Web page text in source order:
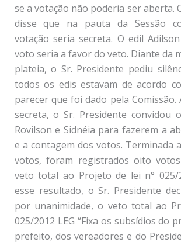
se a votação não poderia ser aberta.
disse que na pauta da Sessão
votação seria secreta. O edil
voto seria a favor do veto. Diante da
plateia, o Sr. Presidente pediu
todos os edis estavam de acordo
parecer que foi dado pela Comissão.
secreta, o Sr. Presidente convidou
Rovilson e Sidnéia para fazerem a
e a contagem dos votos. Terminada
votos, foram registrados oito
veto total ao Projeto de lei n° 025/
esse resultado, o Sr. Presidente
por unanimidade, o veto total ao
025/2012 LEG “Fixa os subsídios do
prefeito, dos vereadores e do